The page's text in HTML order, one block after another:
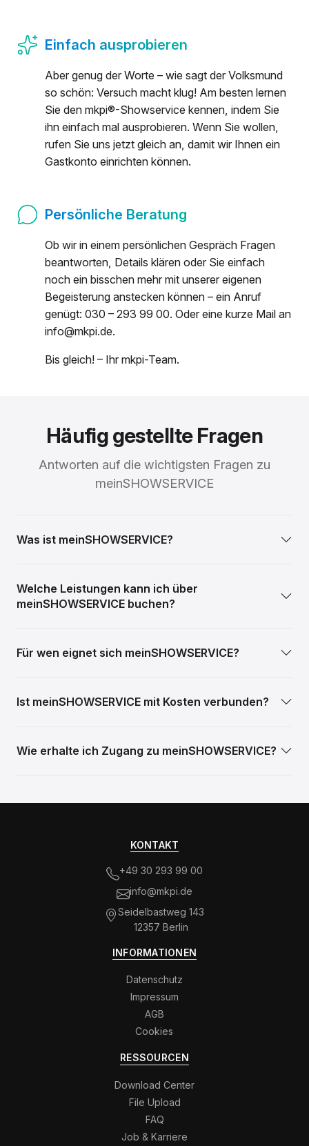
Einfach ausprobieren
Aber genug der Worte – wie sagt der Volksmund
so schön: Versuch macht klug! Am besten lernen
Sie den mkpi®-Showservice kennen, indem Sie
ihn einfach mal ausprobieren. Wenn Sie wollen,
rufen Sie uns jetzt gleich an, damit wir Ihnen ein
Gastkonto einrichten können.
Persönliche Beratung
Ob wir in einem persönlichen Gespräch Fragen
beantworten, Details klären oder Sie einfach
noch ein bisschen mehr mit unserer eigenen
Begeisterung anstecken können – ein Anruf
genügt: 030 – 293 99 00. Oder eine kurze Mail an
info@mkpi.de.
Bis gleich! – Ihr mkpi-Team.
Häufig gestellte Fragen
Antworten auf die wichtigsten Fragen zu
meinSHOWSERVICE
Was ist meinSHOWSERVICE?
Welche Leistungen kann ich über
meinSHOWSERVICE buchen?
Für wen eignet sich meinSHOWSERVICE?
Ist meinSHOWSERVICE mit Kosten verbunden?
Wie erhalte ich Zugang zu meinSHOWSERVICE?
KONTAKT
+49 30 293 99 00
info@mkpi.de
Seidelbastweg 143
12357 Berlin
INFORMATIONEN
Datenschutz
Impressum
AGB
Cookies
RESSOURCEN
Download Center
File Upload
FAQ
Job & Karriere